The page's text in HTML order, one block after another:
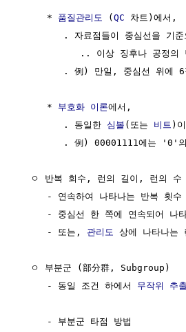
     *
품질관리도 (QC 차트)에서,
. 자료점들이 중심선을 기준
.. 이상 징후나 공정의
. 例) 만일, 중심선 위에 6
     *
부호화 이론에서,
        . 동일한
심볼 (또는 비트 )
. 例) 00001111에는 '0'
ㅇ 반복 회수, 런의 길이, 런의
     - 연속하여 나타나는 반복 횟수
- 중심선 한 쪽에 연속되어 나
     - 또는,
관리도 상에 나타나는
  ㅇ 부분군 (部分群, Subgroup)
     - 동일 조건 하에서
무작위 추출
     - 부분군 타점 방법